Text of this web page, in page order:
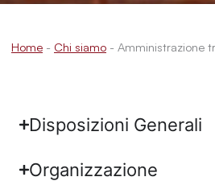
Home - Chi siamo - Amministrazione
Disposizioni Generali
Organizzazione